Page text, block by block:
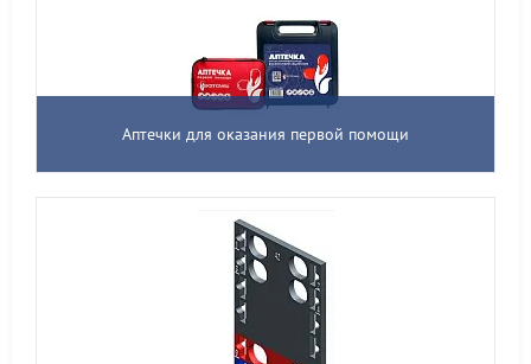
Аптечки для оказания первой помощи